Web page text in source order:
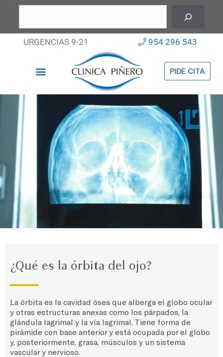
URGENCIAS 9-21 954 296 543
PIDE CITA
¿Qué es la órbita del ojo?
La órbita es la cavidad ósea que alberga el globo ocular
y otras estructuras anexas como los párpados, la
glándula lagrimal y la vía lagrimal. Tiene forma de
pirámide con base anterior y está ocupada por el globo
y, posteriormente, grasa, músculos y un sistema
vascular y nervioso.